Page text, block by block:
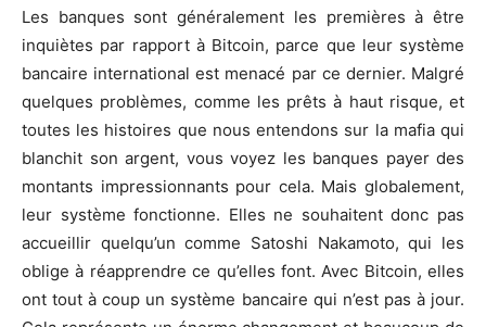
Les banques sont généralement les premières à être
inquiètes par rapport à Bitcoin, parce que leur système
bancaire international est menacé par ce dernier. Malgré
quelques problèmes, comme les prêts à haut risque, et
toutes les histoires que nous entendons sur la mafia qui
blanchit son argent, vous voyez les banques payer des
montants impressionnants pour cela. Mais globalement,
leur système fonctionne. Elles ne souhaitent donc pas
accueillir quelqu’un comme Satoshi Nakamoto, qui les
oblige à réapprendre ce qu’elles font. Avec Bitcoin, elles
ont tout à coup un système bancaire qui n’est pas à jour.